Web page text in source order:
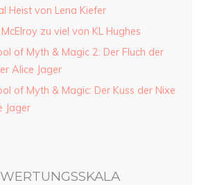
Heist von Lena Kiefer
zu viel von KL Hughes
of Myth & Magic 2: Der Fluch der
Alice Jager
of Myth & Magic: Der Kuss der Nixe
Jager